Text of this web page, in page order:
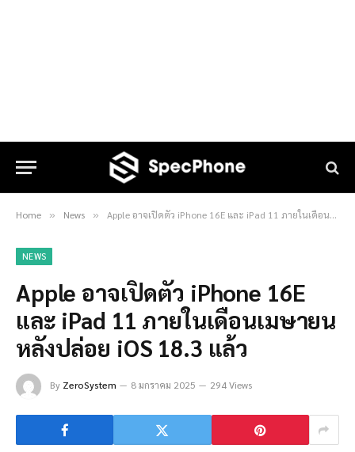
Home » News » Apple อาจเปิดตัว iPhone 16E และ iPad 11 ภายในเดือนเมษายน หลังปล่อย iOS 18.3 แล้ว
NEWS
Apple อาจเปิดตัว iPhone 16E
และ iPad 11 ภายในเดือนเมษายน
หลังปล่อย iOS 18.3 แล้ว
By ZeroSystem 8 มกราคม 2025 294 Views